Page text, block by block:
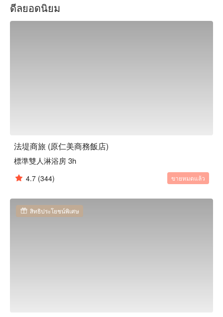
看⬇︎
ดีลยอดนิยม
法堤商旅 (原仁美商務飯店)
標準雙人淋浴房 3h
4.7 (344) ขายหมดแล้ว
สิทธิประโยชน์พิเศษ